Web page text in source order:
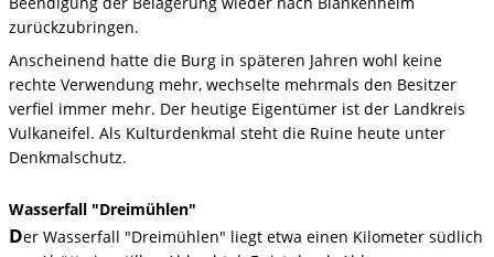
zurückzubringen.
Anscheinend hatte die Burg in späteren Jahren wohl keine
rechte Verwendung mehr, wechselte mehrmals den Besitzer
verfiel immer mehr. Der heutige Eigentümer ist der Landkreis
Vulkaneifel. Als Kulturdenkmal steht die Ruine heute unter
Denkmalschutz.
Wasserfall "Dreimühlen"
Der Wasserfall "Dreimühlen" liegt etwa einen Kilometer südlich